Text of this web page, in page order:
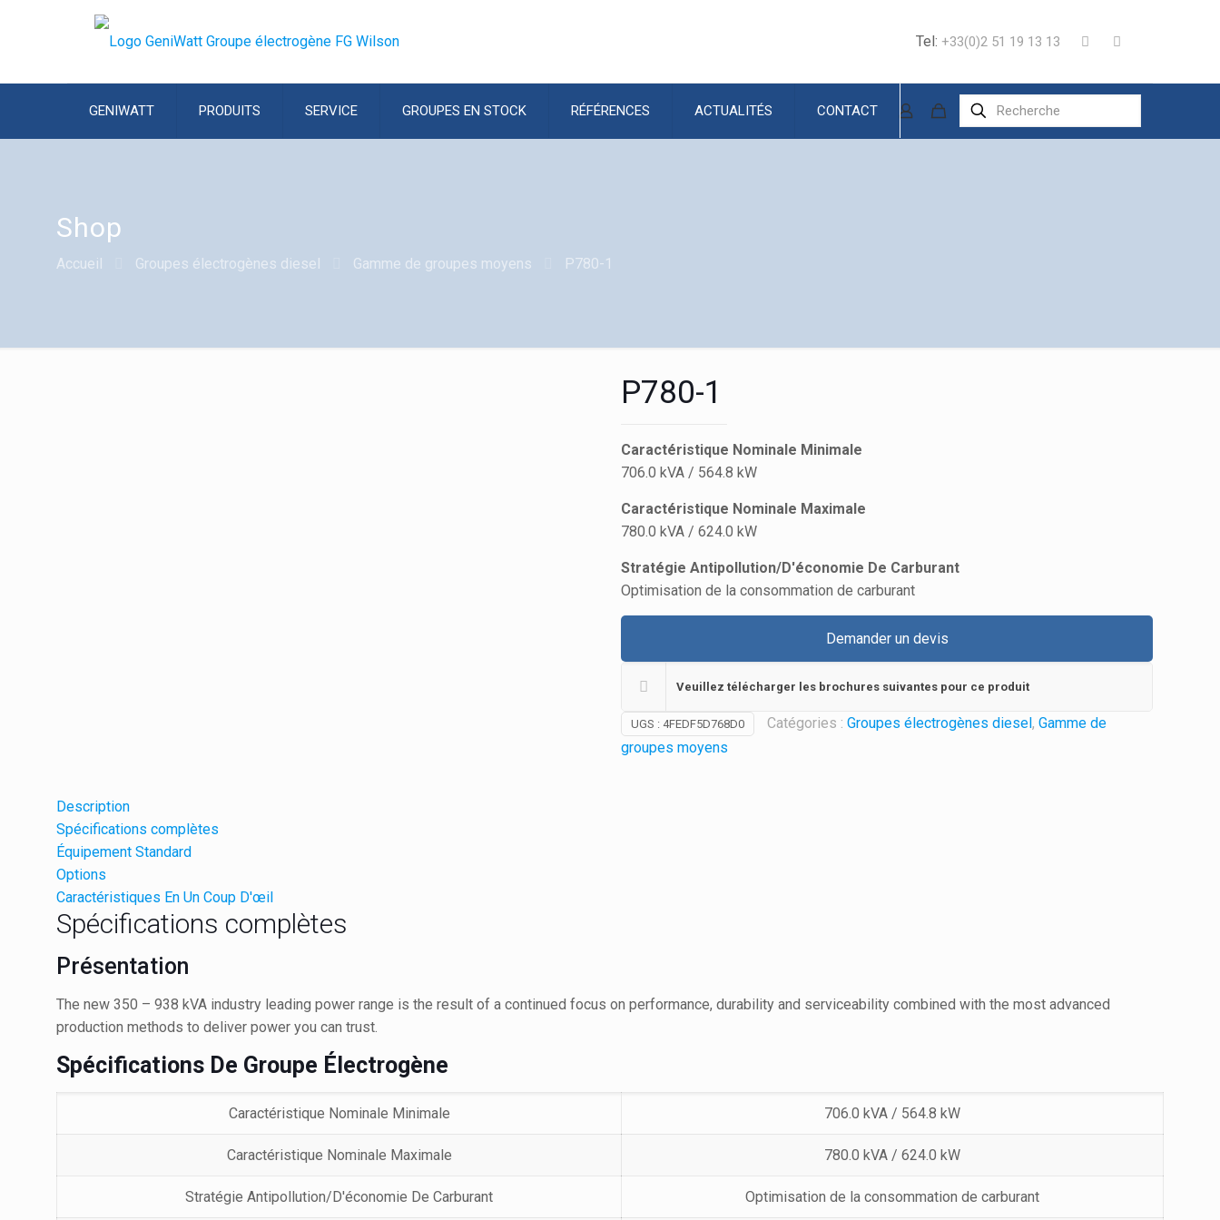
GENIWATT PRODUITS SERVICE GROUPES EN STOCK RÉFÉRENCES ACTUALITÉS CONTACT
Tel: +33(0)2 51 19 13 13
Shop
Accueil Groupes électrogènes diesel Gamme de groupes moyens P780-1
P780-1
Caractéristique Nominale Minimale
706.0 kVA / 564.8 kW
Caractéristique Nominale Maximale
780.0 kVA / 624.0 kW
Stratégie Antipollution/D'économie De Carburant
Optimisation de la consommation de carburant
Demander un devis
Veuillez télécharger les brochures suivantes pour ce produit
UGS : 4FEDF5D768D0 Catégories : Groupes électrogènes diesel, Gamme de
groupes moyens
Description
Spécifications complètes
Équipement Standard
Options
Caractéristiques En Un Coup D'œil
Spécifications complètes
Présentation
The new 350 – 938 kVA industry leading power range is the result of a continued focus on performance, durability and serviceability combined with the most advanced
production methods to deliver power you can trust.
Spécifications De Groupe Électrogène
Caractéristique Nominale Minimale 706.0 kVA / 564.8 kW
Caractéristique Nominale Maximale 780.0 kVA / 624.0 kW
Stratégie Antipollution/D'économie De Carburant Optimisation de la consommation de carburant